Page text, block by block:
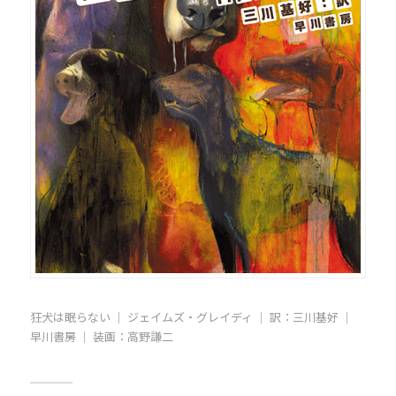
狂犬は眠らない ｜ ジェイムズ・グレイディ ｜ 訳：三川基好 ｜
早川書房 ｜ 装画：高野謙二